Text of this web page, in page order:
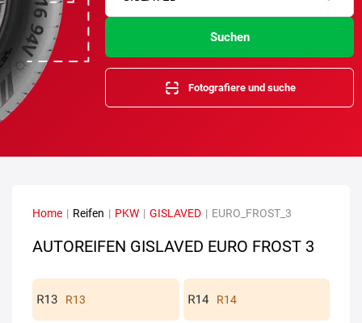
Suchen
Fotografiere und suche
Home | Reifen | PKW | GISLAVED | EURO_FROST_3
AUTOREIFEN GISLAVED EURO FROST 3
R13 R14